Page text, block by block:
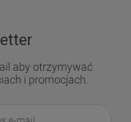
aby otrzymywać
i promocjach.